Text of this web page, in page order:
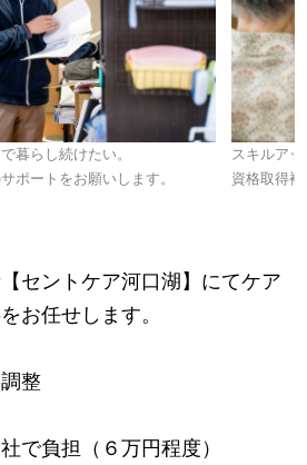
暮らし続けたい。
ポートをお願いします。
スキルア
資格取得
セントケア河口湖】にてケア
お任せします。
整
で負担（６万円程度）